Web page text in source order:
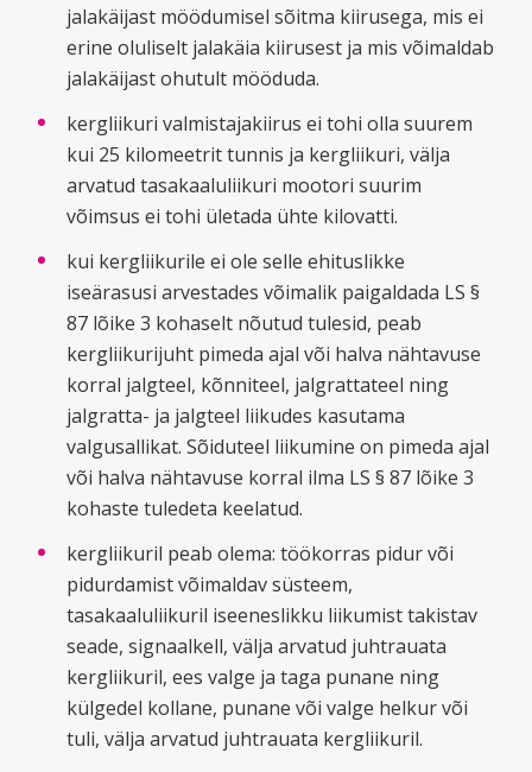
jalakäijast möödumisel sõitma kiirusega, mis ei
erine oluliselt jalakäia kiirusest ja mis võimaldab
jalakäijast ohutult mööduda.
kergliikuri valmistajakiirus ei tohi olla suurem
kui 25 kilomeetrit tunnis ja kergliikuri, välja
arvatud tasakaaluliikuri mootori suurim
võimsus ei tohi ületada ühte kilovatti.
kui kergliikurile ei ole selle ehituslikke
iseärasusi arvestades võimalik paigaldada LS §
87 lõike 3 kohaselt nõutud tulesid, peab
kergliikurijuht pimeda ajal või halva nähtavuse
korral jalgteel, kõnniteel, jalgrattateel ning
jalgratta- ja jalgteel liikudes kasutama
valgusallikat. Sõiduteel liikumine on pimeda ajal
või halva nähtavuse korral ilma LS § 87 lõike 3
kohaste tuledeta keelatud.
kergliikuril peab olema: töökorras pidur või
pidurdamist võimaldav süsteem,
tasakaaluliikuril iseeneslikku liikumist takistav
seade, signaalkell, välja arvatud juhtrauata
kergliikuril, ees valge ja taga punane ning
külgedel kollane, punane või valge helkur või
tuli, välja arvatud juhtrauata kergliikuril.